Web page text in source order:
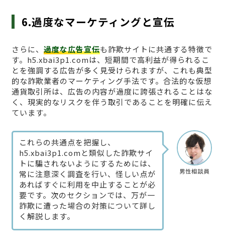
6.過度なマーケティングと宣伝
さらに、 過度な広告宣伝も詐欺サイトに共通する特徴で
す。h5.xbai3p1.comは、短期間で高利益が得られるこ
とを強調する広告が多く見受けられますが、これも典型
的な詐欺業者のマーケティング手法です。合法的な仮想
通貨取引所は、広告の内容が過度に誇張されることはな
く、現実的なリスクを伴う取引であることを明確に伝え
ています。
男性相談員
これらの共通点を把握し、
h5.xbai3p1.comと類似した詐欺サイ
トに騙されないようにするためには、
常に注意深く調査を行い、怪しい点が
あればすぐに利用を中止することが必
要です。次のセクションでは、万が一
詐欺に遭った場合の対策について詳し
く解説します。